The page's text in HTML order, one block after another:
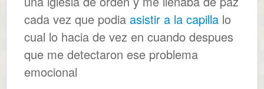
cada vez que podia asistir a la capilla lo
cual lo hacia de vez en cuando despues
que me detectaron ese problema
emocional